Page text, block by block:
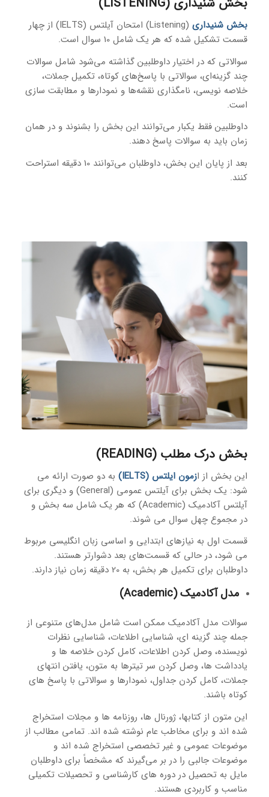
بخش شنیداری
(Listening) امتحان آیلتس (IELTS) از چهار
قسمت تشکیل شده که هر یک شامل 10 سوال است.
سوالاتی که در اختیار داوطلبین گذاشته می‌شود شامل سوالات
چند گزینه‌ای، سوالاتی با پاسخ‌های کوتاه، تکمیل جملات،
خلاصه نویسی، نامگذاری نقشه‌ها و نمودارها و مطابقت سازی
است.
داوطلبین فقط یکبار می‌توانند این بخش را بشنوند و در همان
زمان باید به سوالات پاسخ دهند.
بعد از پایان این بخش، داوطلبان می‌توانند 10 دقیقه استراحت
کنند.
بخش درک مطلب (READING)
این بخش از ازمون ایلتس (IELTS)
به دو صورت ارائه می
شود: یک بخش برای آیلتس عمومی (General) و دیگری برای
آیلتس آکادمیک (Academic) که هر یک شامل سه بخش و
در مجموع چهل سوال می شوند.
قسمت اول به نیازهای ابتدایی و اساسی زبان انگلیسی مربوط
می شود، در حالی که قسمت‌های بعد دشوارتر هستند.
داوطلبان برای تکمیل هر بخش، به 20 دقیقه زمان نیاز دارند.
مدل آکادمیک (Academic)
سوالات مدل آکادمیک ممکن است شامل مدل‌های متنوعی از
جمله چند گزینه ای، شناسایی اطلاعات، شناسایی نظرات
نویسنده، وصل کردن اطلاعات، کامل کردن خلاصه ها و
یادداشت ها، وصل کردن سر تیترها به متون، یافتن انتهای
جملات، کامل کردن جداول، نمودارها و سوالاتی با پاسخ های
کوتاه باشند.
این متون از کتابها، ژورنال ها، روزنامه ها و مجلات استخراج
شده اند و برای مخاطب عام نوشته شده اند. تمامی مطالب از
موضوعات عمومی و غیر تخصصی استخراج شده اند و
موضوعات جالبی را در بر می‌گیرند که مشخصاً برای داوطلبان
مایل به تحصیل در دوره های کارشناسی و تحصیلات تکمیلی
مناسب و کاربردی هستند.